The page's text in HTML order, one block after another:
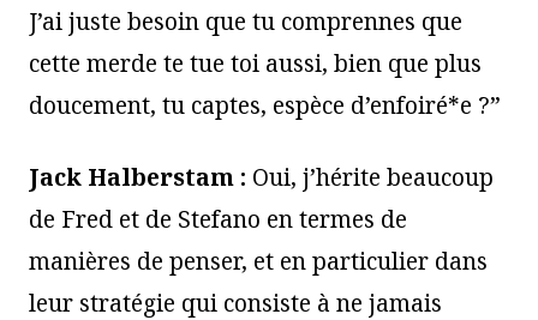
J’ai juste besoin que tu comprennes que
cette merde te tue toi aussi, bien que plus
doucement, tu captes, espèce d’enfoiré*e ?”
Jack Halberstam : Oui, j’hérite beaucoup
de Fred et de Stefano en termes de
manières de penser, et en particulier dans
leur stratégie qui consiste à ne jamais